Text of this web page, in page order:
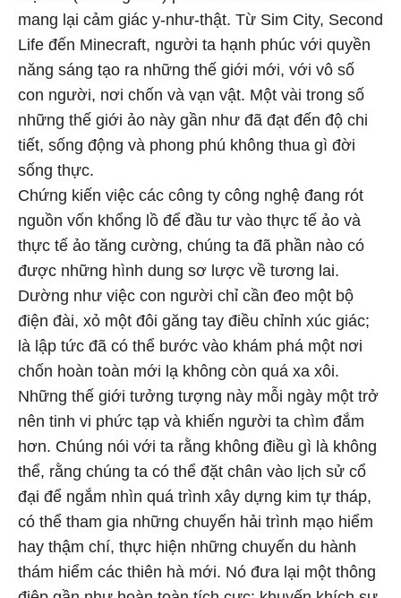
mang lại cảm giác y-như-thật. Từ Sim City, Second
Life đến Minecraft, người ta hạnh phúc với quyền
năng sáng tạo ra những thế giới mới, với vô số
con người, nơi chốn và vạn vật. Một vài trong số
những thế giới ảo này gần như đã đạt đến độ chi
tiết, sống động và phong phú không thua gì đời
sống thực.
Chứng kiến việc các công ty công nghệ đang rót
nguồn vốn khổng lồ để đầu tư vào thực tế ảo và
thực tế ảo tăng cường, chúng ta đã phần nào có
được những hình dung sơ lược về tương lai.
Dường như việc con người chỉ cần đeo một bộ
điện đài, xỏ một đôi găng tay điều chỉnh xúc giác;
là lập tức đã có thể bước vào khám phá một nơi
chốn hoàn toàn mới lạ không còn quá xa xôi.
Những thế giới tưởng tượng này mỗi ngày một trở
nên tinh vi phức tạp và khiến người ta chìm đắm
hơn. Chúng nói với ta rằng không điều gì là không
thể, rằng chúng ta có thể đặt chân vào lịch sử cổ
đại để ngắm nhìn quá trình xây dựng kim tự tháp,
có thể tham gia những chuyến hải trình mạo hiểm
hay thậm chí, thực hiện những chuyến du hành
thám hiểm các thiên hà mới. Nó đưa lại một thông